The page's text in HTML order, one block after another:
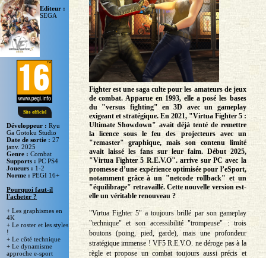
Site officiel
Editeur :
SEGA
Développeur :Ryu
Ga Gotoku Studio
Date de sortie :27
janv. 2025
Genre :Combat
Supports :PC PS4
Joueurs : 1-2
Norme :PEGI 16+
Pourquoi faut-il
l'acheter ?
+ Les graphismes en
4K
+ Le roster et les styles
!
+ Le côté technique
+ Le dynamisme
approche e-sport
Fighter est une saga culte pour les amateurs de jeux
de combat. Apparue en 1993, elle a posé les bases
du "versus fighting" en 3D avec un gameplay
exigeant et stratégique. En 2021, "Virtua Fighter 5 :
Ultimate Showdown" avait déjà tenté de remettre
la licence sous le feu des projecteurs avec un
"remaster" graphique, mais son contenu limité
avait laissé les fans sur leur faim. Début 2025,
"Virtua Fighter 5 R.E.V.O". arrive sur PC avec la
promesse d’une expérience optimisée pour l’eSport,
notamment grâce à un "netcode rollback" et un
"équilibrage" retravaillé. Cette nouvelle version est-
elle un véritable renouveau ?
"Virtua Fighter 5" a toujours brillé par son gameplay
"technique" et son accessibilité "trompeuse" : trois
boutons (poing, pied, garde), mais une profondeur
stratégique immense ! VF5 R.E.V.O. ne déroge pas à la
règle et propose un combat toujours aussi précis et